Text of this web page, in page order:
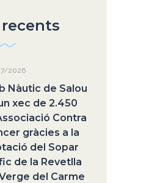
2026
Nàutic de Salou
xec de 2.450
Contra
gràcies a la
del Sopar
de la Revetlla
del Carme